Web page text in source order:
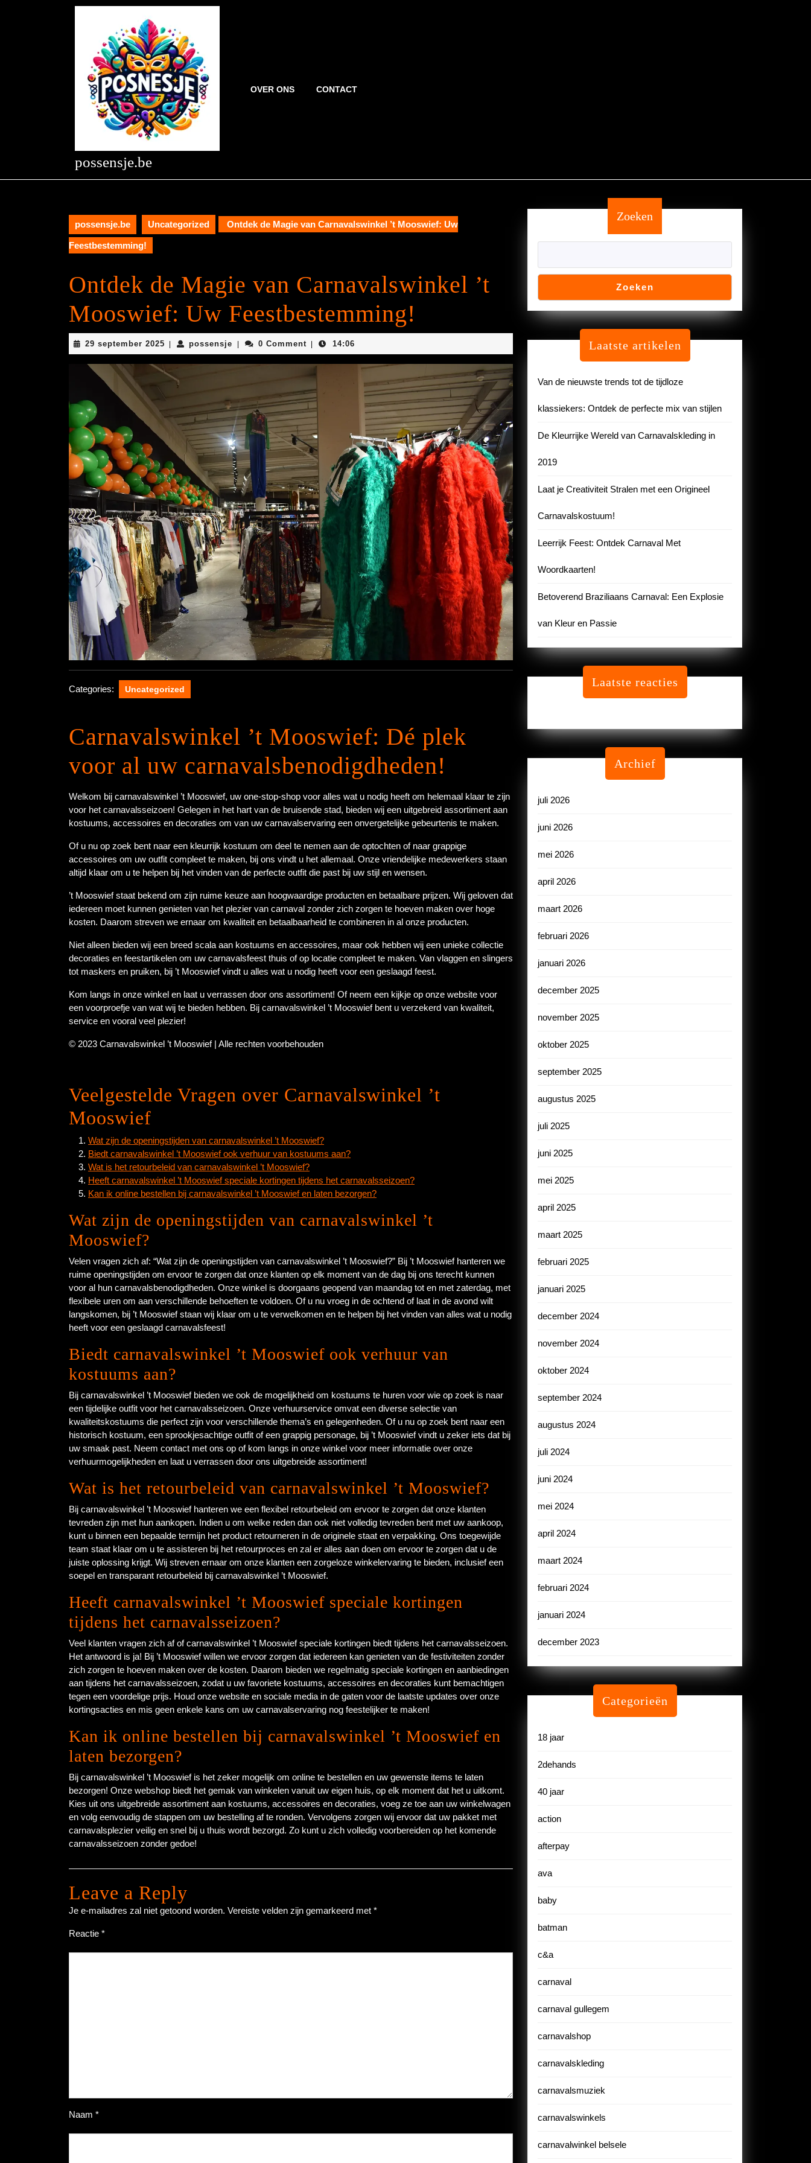
possensje.be
OVER ONS CONTACT
possensje.be Uncategorized Ontdek de Magie van Carnavalswinkel ’t Mooswief: Uw
Feestbestemming!
Ontdek de Magie van Carnavalswinkel ’t
Mooswief: Uw Feestbestemming!
29 september 2025 29
september
2025
possensje possensje0 Comment 14:06
Categories: Uncategorized
Carnavalswinkel ’t Mooswief: Dé plek
voor al uw carnavalsbenodigdheden!
Welkom bij carnavalswinkel ’t Mooswief, uw one-stop-shop voor alles wat u nodig heeft om helemaal klaar te zijn
voor het carnavalsseizoen! Gelegen in het hart van de bruisende stad, bieden wij een uitgebreid assortiment aan
kostuums, accessoires en decoraties om van uw carnavalservaring een onvergetelijke gebeurtenis te maken.
Of u nu op zoek bent naar een kleurrijk kostuum om deel te nemen aan de optochten of naar grappige
accessoires om uw outfit compleet te maken, bij ons vindt u het allemaal. Onze vriendelijke medewerkers staan
altijd klaar om u te helpen bij het vinden van de perfecte outfit die past bij uw stijl en wensen.
’t Mooswief staat bekend om zijn ruime keuze aan hoogwaardige producten en betaalbare prijzen. Wij geloven dat
iedereen moet kunnen genieten van het plezier van carnaval zonder zich zorgen te hoeven maken over hoge
kosten. Daarom streven we ernaar om kwaliteit en betaalbaarheid te combineren in al onze producten.
Niet alleen bieden wij een breed scala aan kostuums en accessoires, maar ook hebben wij een unieke collectie
decoraties en feestartikelen om uw carnavalsfeest thuis of op locatie compleet te maken. Van vlaggen en slingers
tot maskers en pruiken, bij ’t Mooswief vindt u alles wat u nodig heeft voor een geslaagd feest.
Kom langs in onze winkel en laat u verrassen door ons assortiment! Of neem een kijkje op onze website voor
een voorproefje van wat wij te bieden hebben. Bij carnavalswinkel ’t Mooswief bent u verzekerd van kwaliteit,
service en vooral veel plezier!
© 2023 Carnavalswinkel ’t Mooswief | Alle rechten voorbehouden
Veelgestelde Vragen over Carnavalswinkel ’t
Mooswief
Wat zijn de openingstijden van carnavalswinkel ’t Mooswief?
Biedt carnavalswinkel ’t Mooswief ook verhuur van kostuums aan?
Wat is het retourbeleid van carnavalswinkel ’t Mooswief?
Heeft carnavalswinkel ’t Mooswief speciale kortingen tijdens het carnavalsseizoen?
Kan ik online bestellen bij carnavalswinkel ’t Mooswief en laten bezorgen?
Wat zijn de openingstijden van carnavalswinkel ’t
Mooswief?
Velen vragen zich af: “Wat zijn de openingstijden van carnavalswinkel ’t Mooswief?” Bij ’t Mooswief hanteren we
ruime openingstijden om ervoor te zorgen dat onze klanten op elk moment van de dag bij ons terecht kunnen
voor al hun carnavalsbenodigdheden. Onze winkel is doorgaans geopend van maandag tot en met zaterdag, met
flexibele uren om aan verschillende behoeften te voldoen. Of u nu vroeg in de ochtend of laat in de avond wilt
langskomen, bij ’t Mooswief staan wij klaar om u te verwelkomen en te helpen bij het vinden van alles wat u nodig
heeft voor een geslaagd carnavalsfeest!
Biedt carnavalswinkel ’t Mooswief ook verhuur van
kostuums aan?
Bij carnavalswinkel ’t Mooswief bieden we ook de mogelijkheid om kostuums te huren voor wie op zoek is naar
een tijdelijke outfit voor het carnavalsseizoen. Onze verhuurservice omvat een diverse selectie van
kwaliteitskostuums die perfect zijn voor verschillende thema’s en gelegenheden. Of u nu op zoek bent naar een
historisch kostuum, een sprookjesachtige outfit of een grappig personage, bij ’t Mooswief vindt u zeker iets dat bij
uw smaak past. Neem contact met ons op of kom langs in onze winkel voor meer informatie over onze
verhuurmogelijkheden en laat u verrassen door ons uitgebreide assortiment!
Wat is het retourbeleid van carnavalswinkel ’t Mooswief?
Bij carnavalswinkel ’t Mooswief hanteren we een flexibel retourbeleid om ervoor te zorgen dat onze klanten
tevreden zijn met hun aankopen. Indien u om welke reden dan ook niet volledig tevreden bent met uw aankoop,
kunt u binnen een bepaalde termijn het product retourneren in de originele staat en verpakking. Ons toegewijde
team staat klaar om u te assisteren bij het retourproces en zal er alles aan doen om ervoor te zorgen dat u de
juiste oplossing krijgt. Wij streven ernaar om onze klanten een zorgeloze winkelervaring te bieden, inclusief een
soepel en transparant retourbeleid bij carnavalswinkel ’t Mooswief.
Heeft carnavalswinkel ’t Mooswief speciale kortingen
tijdens het carnavalsseizoen?
Veel klanten vragen zich af of carnavalswinkel ’t Mooswief speciale kortingen biedt tijdens het carnavalsseizoen.
Het antwoord is ja! Bij ’t Mooswief willen we ervoor zorgen dat iedereen kan genieten van de festiviteiten zonder
zich zorgen te hoeven maken over de kosten. Daarom bieden we regelmatig speciale kortingen en aanbiedingen
aan tijdens het carnavalsseizoen, zodat u uw favoriete kostuums, accessoires en decoraties kunt bemachtigen
tegen een voordelige prijs. Houd onze website en sociale media in de gaten voor de laatste updates over onze
kortingsacties en mis geen enkele kans om uw carnavalservaring nog feestelijker te maken!
Kan ik online bestellen bij carnavalswinkel ’t Mooswief en
laten bezorgen?
Bij carnavalswinkel ’t Mooswief is het zeker mogelijk om online te bestellen en uw gewenste items te laten
bezorgen! Onze webshop biedt het gemak van winkelen vanuit uw eigen huis, op elk moment dat het u uitkomt.
Kies uit ons uitgebreide assortiment aan kostuums, accessoires en decoraties, voeg ze toe aan uw winkelwagen
en volg eenvoudig de stappen om uw bestelling af te ronden. Vervolgens zorgen wij ervoor dat uw pakket met
carnavalsplezier veilig en snel bij u thuis wordt bezorgd. Zo kunt u zich volledig voorbereiden op het komende
carnavalsseizoen zonder gedoe!
Leave a Reply
Je e-mailadres zal niet getoond worden. Vereiste velden zijn gemarkeerd met *
Reactie *
Naam *
Zoeken
Zoeken
Laatste artikelen
Van de nieuwste trends tot de tijdloze
klassiekers: Ontdek de perfecte mix van stijlen
De Kleurrijke Wereld van Carnavalskleding in
2019
Laat je Creativiteit Stralen met een Origineel
Carnavalskostuum!
Leerrijk Feest: Ontdek Carnaval Met
Woordkaarten!
Betoverend Braziliaans Carnaval: Een Explosie
van Kleur en Passie
Laatste reacties
Archief
juli 2026
juni 2026
mei 2026
april 2026
maart 2026
februari 2026
januari 2026
december 2025
november 2025
oktober 2025
september 2025
augustus 2025
juli 2025
juni 2025
mei 2025
april 2025
maart 2025
februari 2025
januari 2025
december 2024
november 2024
oktober 2024
september 2024
augustus 2024
juli 2024
juni 2024
mei 2024
april 2024
maart 2024
februari 2024
januari 2024
december 2023
Categorieën
18 jaar
2dehands
40 jaar
action
afterpay
ava
baby
batman
c&a
carnaval
carnaval gullegem
carnavalshop
carnavalskleding
carnavalsmuziek
carnavalswinkels
carnavalwinkel belsele